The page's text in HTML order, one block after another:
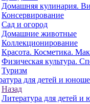
Домашняя кулинария.
Консервирование
Сад и огород
Домашние животные
Коллекционирование
Красота. Косметика.
Физическая культура.
Туризм
для детей и
Назад
Литература для детей и